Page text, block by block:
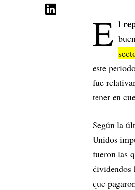
E l
este
fue
tener en
Según la
Unidos
fueron las
dividendos
que